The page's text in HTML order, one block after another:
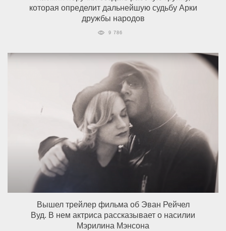
которая определит дальнейшую судьбу Арки
дружбы народов
9 786
Вышел трейлер фильма об Эван Рейчел
Вуд. В нем актриса рассказывает о насилии
Мэрилина Мэнсона